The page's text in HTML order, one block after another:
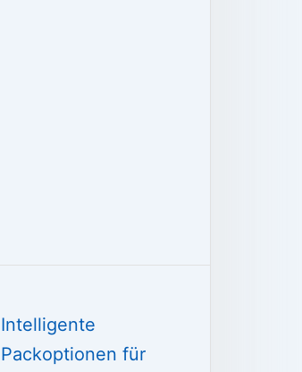
Intelligente
Packoptionen für